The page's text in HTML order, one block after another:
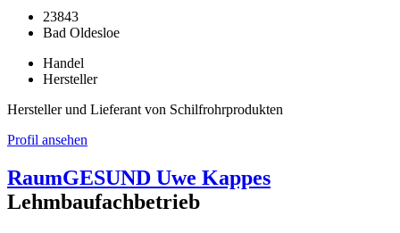
23843
Bad Oldesloe
Handel
Hersteller
Hersteller und Lieferant von Schilfrohrprodukten
Profil ansehen
RaumGESUND Uwe Kappes
Lehmbaufachbetrieb